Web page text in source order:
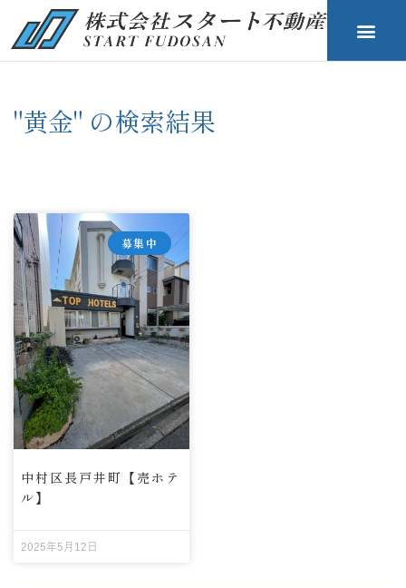
"黄金" の検索結果
募集中
中村区長戸井町【売ホテ
ル】
2025年5月12日